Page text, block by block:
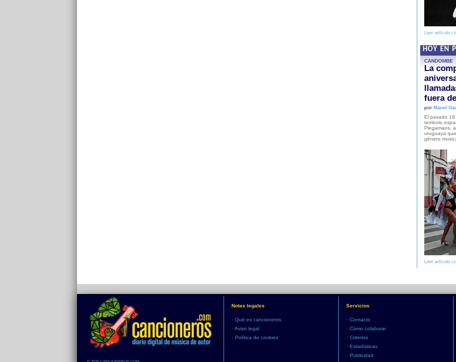
Leer artículo
HOY EN
CANDOMBE
La
fuera
por Manel
El pasado
territorio
Plegamans,
uruguaya
género
Leer artículo
Notas legales
• Qué es cancioneros
• Aviso legal
• Política de cookies
Servicios
• Contacto
• Cómo colaborar
• Criterios
• Estadísticas
• Publicidad